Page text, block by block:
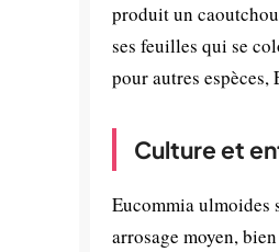
produit un
ses feuilles qui se
pour autres
Culture et
Eucommia ulmoides
arrosage moyen,